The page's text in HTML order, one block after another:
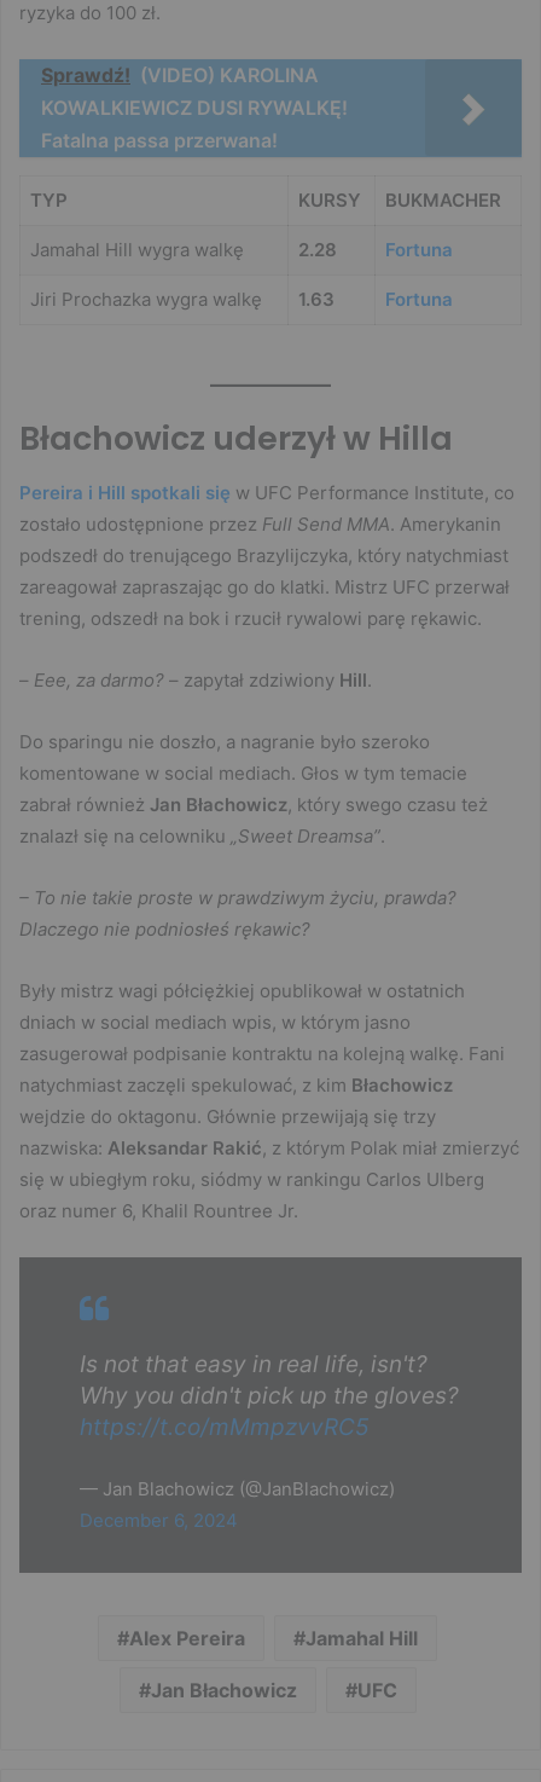
ryzyka do 100 zł.
Sprawdź! (VIDEO) KAROLINA
KOWALKIEWICZ DUSI RYWALKĘ!
Fatalna passa przerwana!
TYP KURSY BUKMACHER
Jamahal Hill wygra walkę 2.28 Fortuna
Jiri Prochazka wygra walkę 1.63 Fortuna
Błachowicz uderzył w Hilla
Pereira i Hill spotkali się w UFC Performance Institute, co
zostało udostępnione przez Full Send MMA. Amerykanin
podszedł do trenującego Brazylijczyka, który natychmiast
zareagował zapraszając go do klatki. Mistrz UFC przerwał
trening, odszedł na bok i rzucił rywalowi parę rękawic.
– Eee, za darmo? – zapytał zdziwiony Hill.
Do sparingu nie doszło, a nagranie było szeroko
komentowane w social mediach. Głos w tym temacie
zabrał również Jan Błachowicz, który swego czasu też
znalazł się na celowniku „Sweet Dreamsa”.
– To nie takie proste w prawdziwym życiu, prawda?
Dlaczego nie podniosłeś rękawic?
Były mistrz wagi półciężkiej opublikował w ostatnich
dniach w social mediach wpis, w którym jasno
zasugerował podpisanie kontraktu na kolejną walkę. Fani
natychmiast zaczęli spekulować, z kim Błachowicz
wejdzie do oktagonu. Głównie przewijają się trzy
nazwiska: Aleksandar Rakić, z którym Polak miał zmierzyć
się w ubiegłym roku, siódmy w rankingu Carlos Ulberg
oraz numer 6, Khalil Rountree Jr.
Is not that easy in real life, isn't?
Why you didn't pick up the gloves?
https://t.co/mMmpzvvRC5
— Jan Blachowicz (@JanBlachowicz)
December 6, 2024
Alex Pereira Jamahal Hill
Jan Błachowicz UFC